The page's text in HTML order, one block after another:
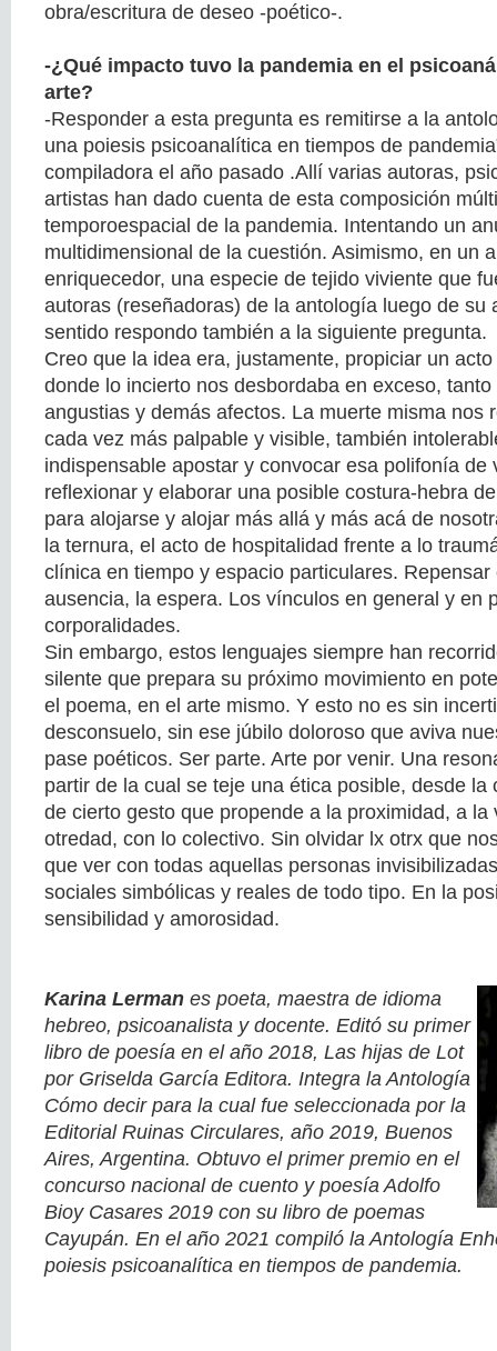
obra/escritura de deseo -poético-.
-¿Qué impacto tuvo la pandemia en el
arte?
-Responder a esta pregunta es remitirse a la
una poiesis psicoanalítica en tiempos de
compiladora el año pasado .Allí varias autoras,
artistas han dado cuenta de esta composición
temporoespacial de la pandemia. Intentando un
multidimensional de la cuestión. Asimismo, en un
enriquecedor, una especie de tejido viviente que
autoras (reseñadoras) de la antología luego de su
sentido respondo también a la siguiente pregunta.
Creo que la idea era, justamente, propiciar un
donde lo incierto nos desbordaba en exceso,
angustias y demás afectos. La muerte misma nos
cada vez más palpable y visible, también
indispensable apostar y convocar esa polifonía de
reflexionar y elaborar una posible costura-hebra
para alojarse y alojar más allá y más acá de
la ternura, el acto de hospitalidad frente a lo
clínica en tiempo y espacio particulares. Repensar
ausencia, la espera. Los vínculos en general y en
corporalidades.
Sin embargo, estos lenguajes siempre han
silente que prepara su próximo movimiento en
el poema, en el arte mismo. Y esto no es sin
desconsuelo, sin ese júbilo doloroso que aviva
pase poéticos. Ser parte. Arte por venir. Una
partir de la cual se teje una ética posible, desde la
de cierto gesto que propende a la proximidad, a la
otredad, con lo colectivo. Sin olvidar lx otrx que
que ver con todas aquellas personas
sociales simbólicas y reales de todo tipo. En la
sensibilidad y amorosidad.
Karina Lerman es poeta, maestra de idioma
hebreo, psicoanalista y docente. Editó su primer
libro de poesía en el año 2018, Las hijas de Lot
por Griselda García Editora. Integra la Antología
Cómo decir para la cual fue seleccionada por la
Editorial Ruinas Circulares, año 2019, Buenos
Aires, Argentina. Obtuvo el primer premio en el
concurso nacional de cuento y poesía Adolfo
Bioy Casares 2019 con su libro de poemas
Cayupán. En el año 2021 compiló la Antología
poiesis psicoanalítica en tiempos de pandemia.